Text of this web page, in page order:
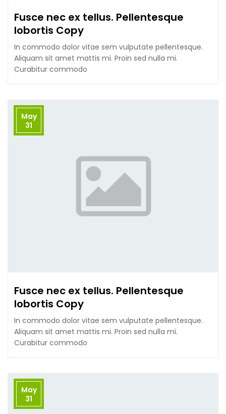
Fusce nec ex tellus. Pellentesque
lobortis Copy
In commodo dolor vitae sem vulputate pellentesque.
Aliquam sit amet mattis mi. Proin sed nulla mi.
Curabitur commodo
May
31
Fusce nec ex tellus. Pellentesque
lobortis Copy
In commodo dolor vitae sem vulputate pellentesque.
Aliquam sit amet mattis mi. Proin sed nulla mi.
Curabitur commodo
May
31